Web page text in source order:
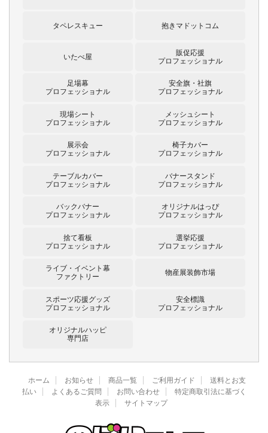
タペレスキュー 抱きマドットコム
いたべ屋
販促応援
プロフェッショナル
足場幕
プロフェッショナル
安全旗・社旗
プロフェッショナル
現場シート
プロフェッショナル
メッシュシート
プロフェッショナル
展示会
プロフェッショナル
椅子カバー
プロフェッショナル
テーブルカバー
プロフェッショナル
バナースタンド
プロフェッショナル
バックバナー
プロフェッショナル
オリジナルはっぴ
プロフェッショナル
捨て看板
プロフェッショナル
選挙応援
プロフェッショナル
ライブ・イベント幕
ファクトリー
物産展装飾市場
スポーツ応援グッズ
プロフェッショナル
安全標識
プロフェッショナル
オリジナルハッピ
専門店
ホーム お知らせ 商品一覧 ご利用ガイド
送料とお支
払い
よくあるご質問 お問い合わせ
特定商取引法に基づく
表示
サイトマップ